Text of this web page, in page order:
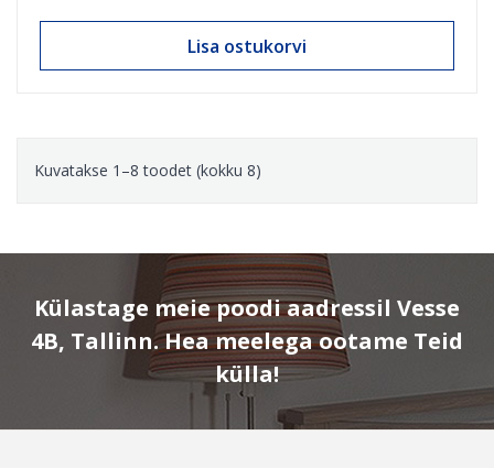
Lisa ostukorvi
Kuvatakse 1–8 toodet (kokku 8)
Külastage meie poodi aadressil Vesse
4B, Tallinn. Hea meelega ootame Teid
külla!